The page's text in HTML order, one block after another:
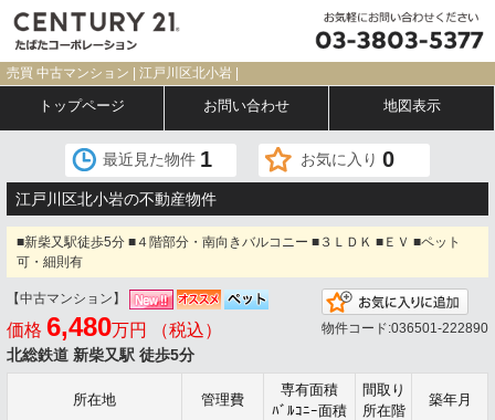
売買 中古マンション | 江戸川区北小岩 |
トップページ お問い合わせ 地図表示
最近見た物件 1 お気に入り 0
江戸川区北小岩の不動産物件
■新柴又駅徒歩5分 ■４階部分・南向きバルコニー ■３ＬＤＫ ■ＥＶ ■ペット
可・細則有
【中古マンション】
価格 6,480万円 （税込）
北総鉄道 新柴又駅 徒歩5分
物件コード:036501-222890
所在地 管理費
専有面積
ﾊﾞﾙｺﾆｰ面積
間取り
所在階
築年月